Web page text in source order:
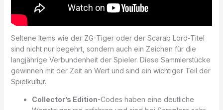
Seltene Items wie der ZG-Tiger oder der Scarab Lord-Titel
sind nicht nur begehrt, sondern auch ein Zeichen für die
langjährige Verbundenheit der Spieler. Diese Sammlerstücke
gewinnen mit der Zeit an Wert und sind ein wichtiger Teil der
Spielkultur.
Collector’s Edition-Codes haben eine deutliche